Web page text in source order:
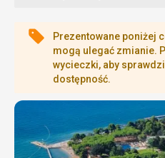
na prawdziwy wypoczynek.
uroków kurortów turystycznych
parków narodowych,które
bliska. We wrześniu w Chorwacji
spacerować, podziwiać zabytki i
śródziemnomorską atmosferą.
uprawianiu sportów wodnych, a
operuje na niebie, zachęca do
Prezentowane poniżej
mogą ulegać zmianie.
wycieczki, aby
dostępność.